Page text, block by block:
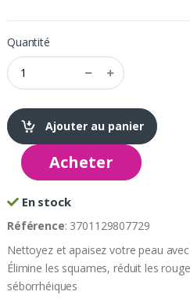
Quantité
Ajouter au panier
Acheter
En stock
Référence: 3701129807729
Nettoyez et apaisez votre peau
Élimine les squames, réduit les
séborrhéiques